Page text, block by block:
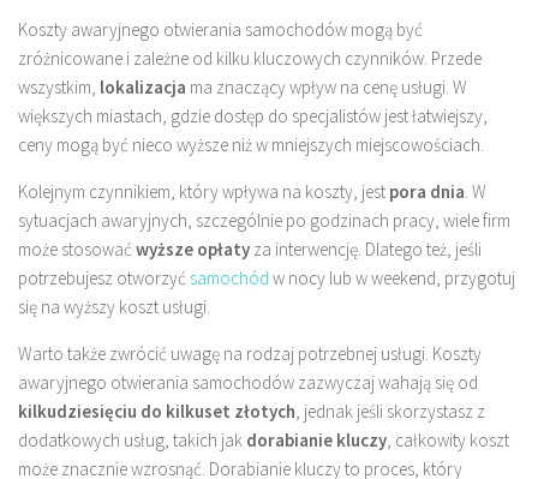
Koszty awaryjnego otwierania samochodów mogą być
zróżnicowane i zależne od kilku kluczowych czynników. Przede
wszystkim, lokalizacja ma znaczący wpływ na cenę usługi. W
większych miastach, gdzie dostęp do specjalistów jest łatwiejszy,
ceny mogą być nieco wyższe niż w mniejszych miejscowościach.
Kolejnym czynnikiem, który wpływa na koszty, jest pora dnia. W
sytuacjach awaryjnych, szczególnie po godzinach pracy, wiele firm
może stosować wyższe opłaty za interwencję. Dlatego też, jeśli
potrzebujesz otworzyć samochód w nocy lub w weekend, przygotuj
się na wyższy koszt usługi.
Warto także zwrócić uwagę na rodzaj potrzebnej usługi. Koszty
awaryjnego otwierania samochodów zazwyczaj wahają się od
kilkudziesięciu do kilkuset złotych, jednak jeśli skorzystasz z
dodatkowych usług, takich jak dorabianie kluczy, całkowity koszt
może znacznie wzrosnąć. Dorabianie kluczy to proces, który